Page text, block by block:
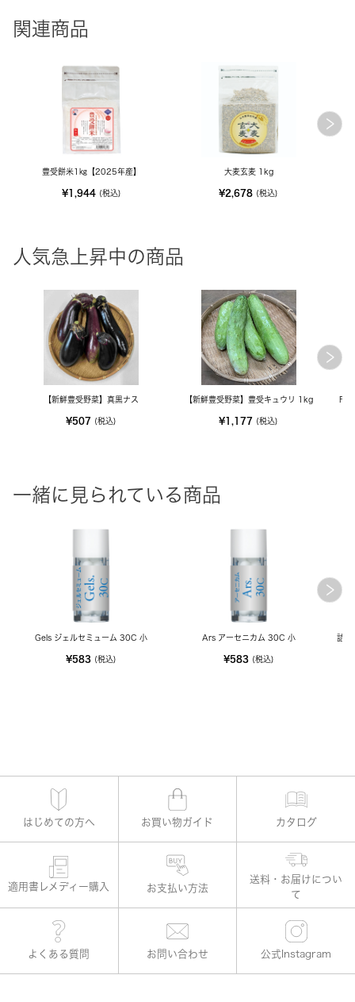
関連商品
豊受餅米1㎏【2025年産】
¥1,944 (税込)
大麦玄麦 1kg
¥2,678 (税込)
人気急上昇中の商品
【新鮮豊受野菜】真黒ナス
¥507 (税込)
【新鮮豊受野菜】豊受キュウリ 1kg
¥1,177 (税込)
一緒に見られている商品
Gels ジェルセミューム 30C 小
¥583 (税込)
Ars アーセニカム 30C 小
¥583 (税込)
詰替
はじめての方へ お買い物ガイド カタログ
適用書レメディー購入 お支払い方法
よくある質問 お問い合わせ 公式Instagram